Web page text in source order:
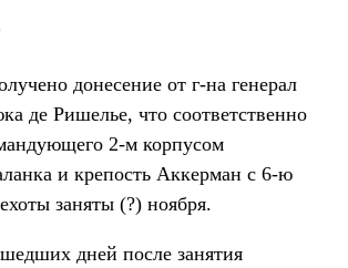
донесение от г-на генерал
де Ришелье, что соответственно
2-м корпусом
и крепость Аккерман с 6-ю
заняты (?) ноября.
дней после занятия